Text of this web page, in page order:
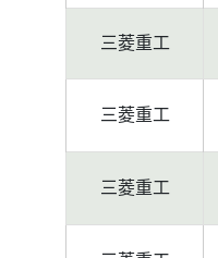
三菱重工
三菱重工
三菱重工